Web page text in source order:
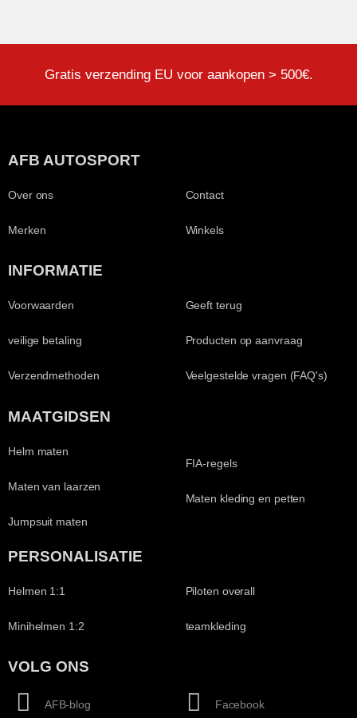
Gratis verzending EU voor aankopen > 500€.
AFB AUTOSPORT
Over ons
Merken
Contact
Winkels
INFORMATIE
Voorwaarden
veilige betaling
Verzendmethoden
Geeft terug
Producten op aanvraag
Veelgestelde vragen (FAQ's)
MAATGIDSEN
Helm maten
Maten van laarzen
Jumpsuit maten
FIA-regels
Maten kleding en petten
PERSONALISATIE
Helmen 1:1
Minihelmen 1:2
Piloten overall
teamkleding
VOLG ONS
AFB-blog Facebook